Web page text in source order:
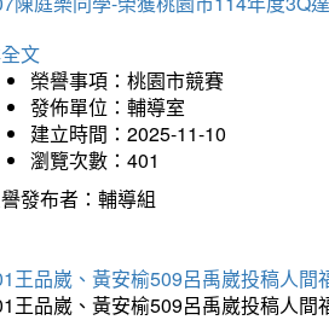
文
榮譽事項：桃園市競賽
發佈單位：輔導室
建立時間：2025-11-10
瀏覽次數：401
發布者：輔導組
王品崴、黃安榆509呂禹崴投稿人間
王品崴、黃安榆509呂禹崴投稿人間